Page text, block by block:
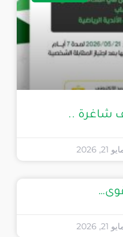
شاغرة ..
21, 2026
21, 2026